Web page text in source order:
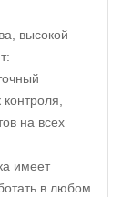
высокой
контроля,
на всех
имеет
в любом